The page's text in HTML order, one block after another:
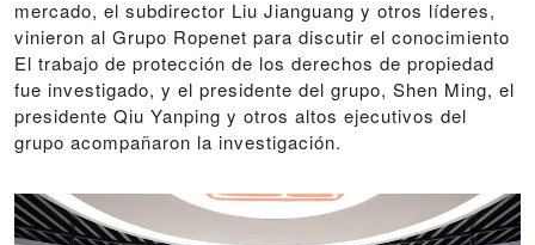
mercado, el subdirector Liu Jianguang y otros líderes,
vinieron al Grupo Ropenet para discutir el conocimiento
El trabajo de protección de los derechos de propiedad
fue investigado, y el presidente del grupo, Shen Ming, el
presidente Qiu Yanping y otros altos ejecutivos del
grupo acompañaron la investigación.